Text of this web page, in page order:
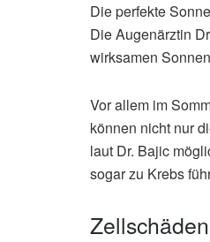
Die perfekte
Die Augenärztin
wirksamen
Vor allem im
können nicht nur
laut Dr. Bajic
sogar zu Krebs